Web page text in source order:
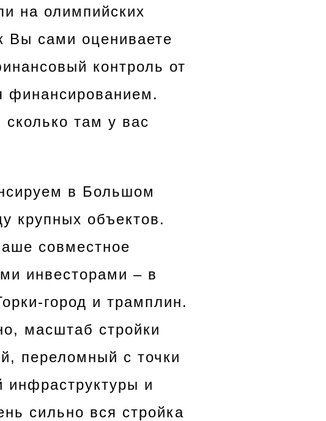
на олимпийских
Вы сами оцениваете
контроль от
финансированием.
там у вас
в Большом
крупных объектов.
совместное
инвесторами – в
город и трамплин.
масштаб стройки
переломный с точки
инфраструктуры и
сильно вся стройка